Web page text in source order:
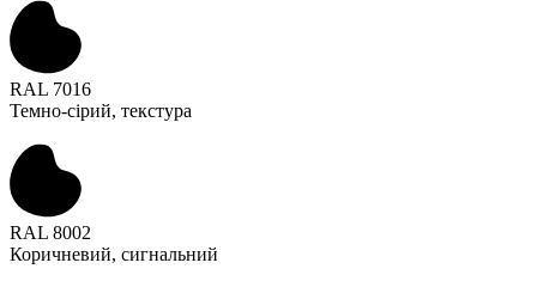
RAL 7016
Темно-сірий, текстура
RAL 8002
Коричневий, сигнальний